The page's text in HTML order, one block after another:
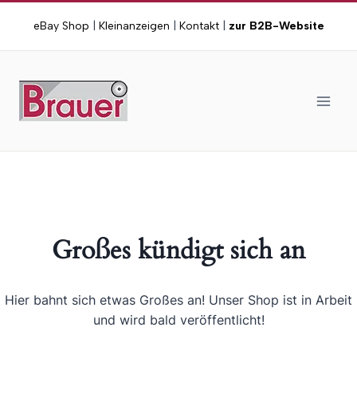
springen
eBay Shop Kleinanzeigen Kontakt| zur B2B-Website
Großes kündigt sich an
Hier bahnt sich etwas Großes an! Unser Shop ist in Arbeit
und wird bald veröffentlicht!